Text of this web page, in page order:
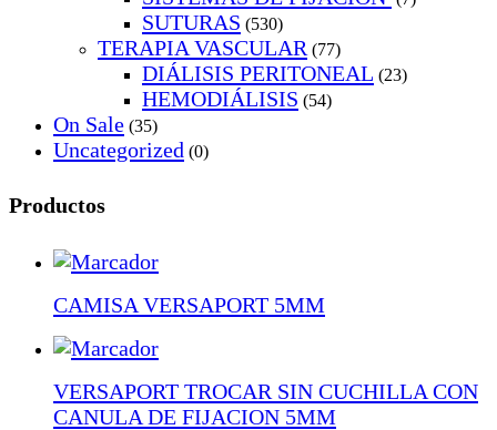
SUTURAS (530)
TERAPIA VASCULAR (77)
DIÁLISIS PERITONEAL (23)
HEMODIÁLISIS (54)
On Sale (35)
Uncategorized (0)
Productos
CAMISA VERSAPORT 5MM
VERSAPORT TROCAR SIN CUCHILLA CON
CANULA DE FIJACION 5MM